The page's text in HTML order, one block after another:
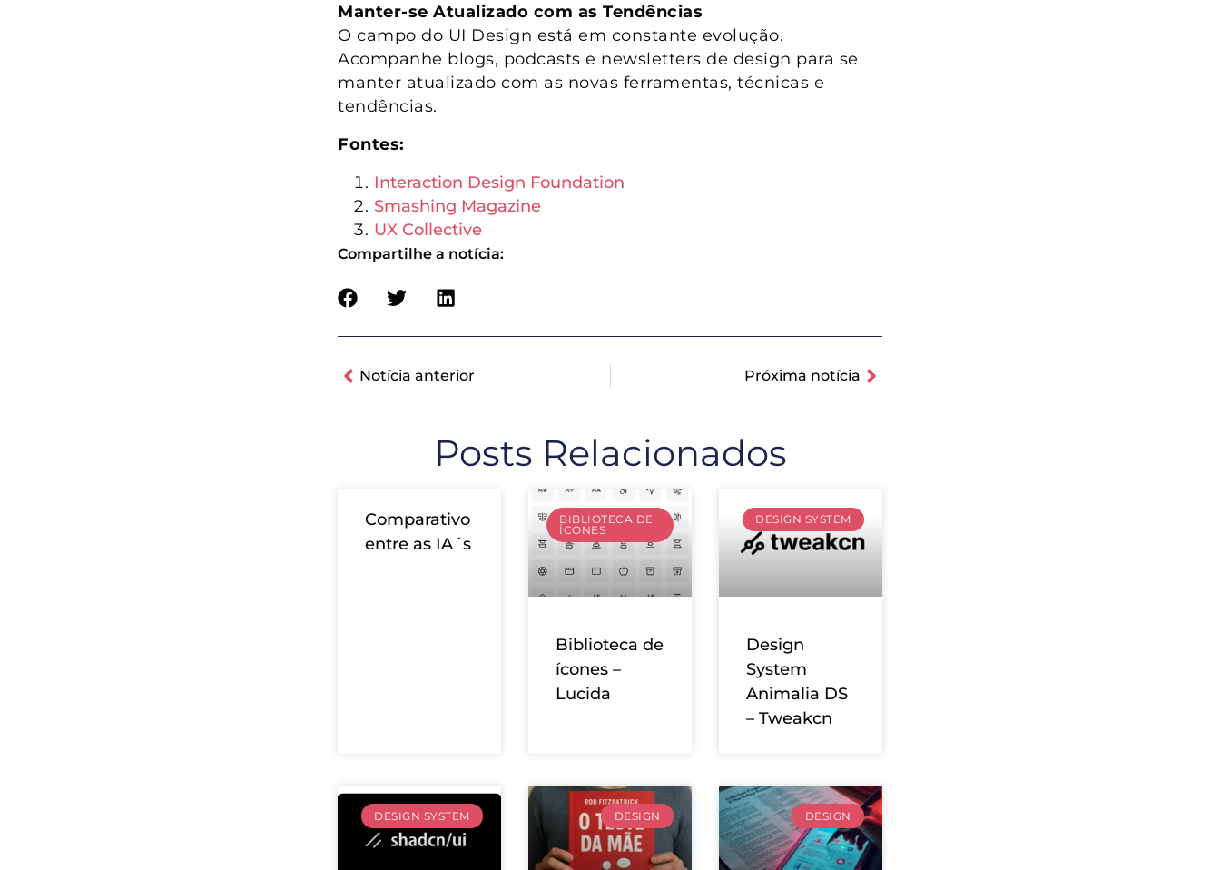
Manter-se Atualizado com as Tendências
O campo do UI Design está em constante evolução.
Acompanhe blogs, podcasts e newsletters de design para se
manter atualizado com as novas ferramentas, técnicas e
tendências.
Fontes:
Interaction Design Foundation
Smashing Magazine
UX Collective
Compartilhe a notícia:
Notícia anterior Próxima notícia
Posts Relacionados
Comparativo
entre as IA´s
BIBLIOTECA DE
ÍCONES
Biblioteca de
ícones –
Lucida
DESIGN SYSTEM
Design
System
Animalia DS
– Tweakcn
DESIGN SYSTEM DESIGN DESIGN